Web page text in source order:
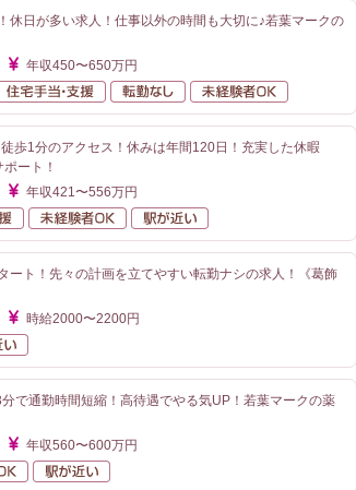
休日が多い求人！仕事以外の時間も大切に♪若葉マークの
年収450〜650万円
間休日120日以上 住宅手当・支援 転勤なし
歩1分のアクセス！休みは年間120日！充実した休暇
ート！
年収421〜556万円
上
住宅手当・支援 未経験者OK
ト！先々の計画を立てやすい転勤ナシの求人！《葛飾
時給2000〜2200円
で通勤時間短縮！高待遇でやる気UP！若葉マークの薬
年収560〜600万円
未経験者OK